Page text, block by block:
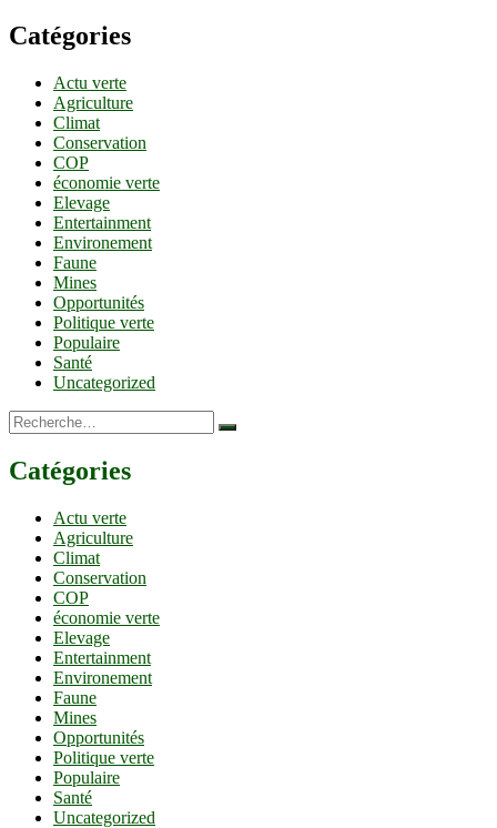
Catégories
Actu verte
Agriculture
Climat
Conservation
COP
économie verte
Elevage
Entertainment
Environement
Faune
Mines
Opportunités
Politique verte
Populaire
Santé
Uncategorized
Recherche…
Catégories
Actu verte
Agriculture
Climat
Conservation
COP
économie verte
Elevage
Entertainment
Environement
Faune
Mines
Opportunités
Politique verte
Populaire
Santé
Uncategorized